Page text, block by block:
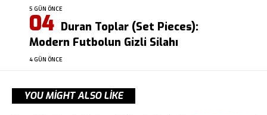
5 GÜN ÖNCE
Duran Toplar (Set Pieces):
Modern Futbolun Gizli Silahı
4 GÜN ÖNCE
YOU MIGHT ALSO LIKE